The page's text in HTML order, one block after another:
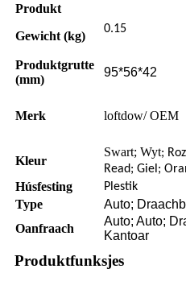
Produkt
Gewicht (kg)
0.15
Produktgrutte
(mm)
95*56*42
Merk loftdow/ OEM
Kleur
Swart; Wyt;
Read; Giel;
Húsfesting Plestik
Type Auto;
Oanfraach
Auto; Auto;
Kantoar
Produktfunksjes